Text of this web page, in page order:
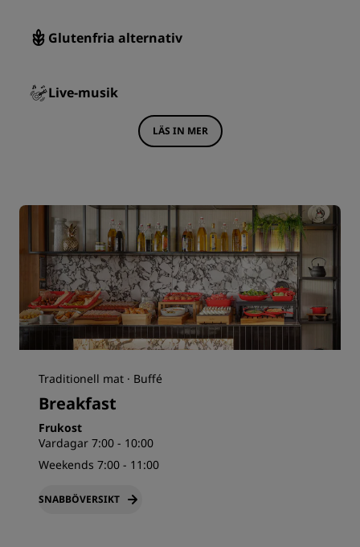
Glutenfria alternativ
Live-musik
LÄS IN MER
Traditionell mat · Buffé
Breakfast
Frukost
Vardagar 7:00 - 10:00
Weekends 7:00 - 11:00
SNABBÖVERSIKT